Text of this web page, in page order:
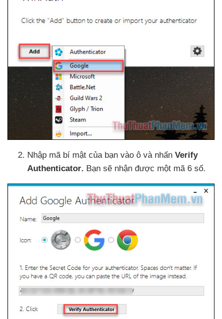
Nhập mã bí mật của bạn vào ô và nhấn Verify
Authenticator. Bạn sẽ nhận được một mã 6 số.